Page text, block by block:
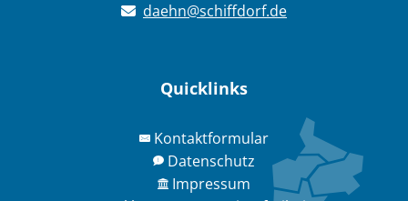
daehn@schiffdorf.de
Quicklinks
Kontaktformular
Datenschutz
Impressum